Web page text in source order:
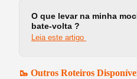
O que levar na minha
bate-volta ?
Leia este artigo
🥾 Outros Roteiros